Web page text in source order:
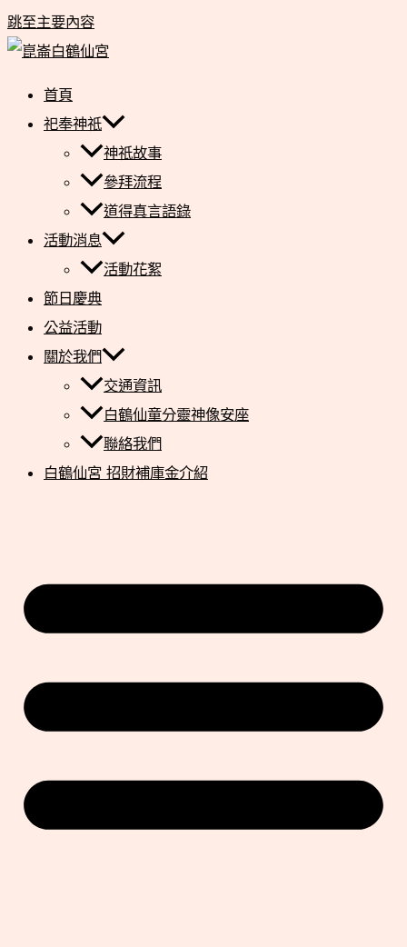
跳至主要內容
首頁
祀奉神祇
神祇故事
參拜流程
道得真言語錄
活動消息
活動花絮
節日慶典
公益活動
關於我們
交通資訊
白鶴仙童分靈神像安座
聯絡我們
白鶴仙宮 招財補庫金介紹